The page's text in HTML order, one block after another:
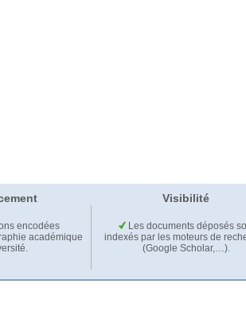
Visibilité
encodées
académique
Les documents déposés
indexés par les moteurs de
(Google Scholar,…).